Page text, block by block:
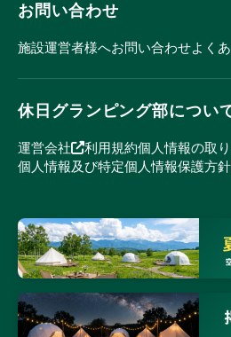
お問い合わせ
施設運営者様へお問い合わせよく
休日グランピング部につい
運営会社 利用規約個人情報の取
個人情報及び特定個人情報保護方針